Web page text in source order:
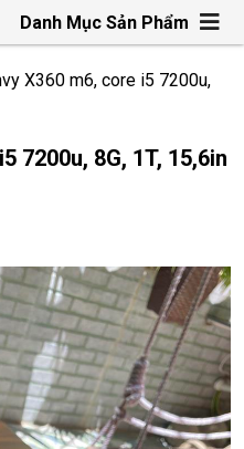
Danh Mục Sản Phẩm
X360 m6, core i5 7200u,
7200u, 8G, 1T, 15,6in